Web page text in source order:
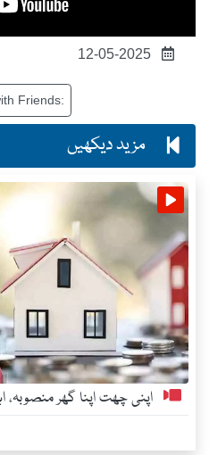
12-05-2025
Friends:
مزید دیکھیں
اپنی چھت اپنا گھر منصوبہ،